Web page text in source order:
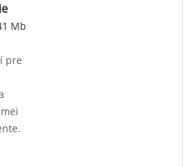
Mb
pre